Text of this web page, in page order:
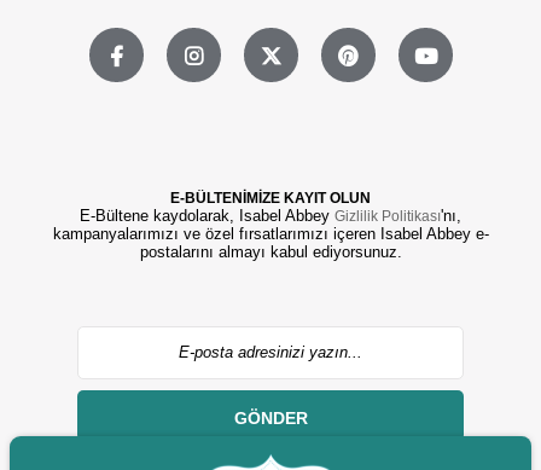
E-BÜLTENİMİZE KAYIT OLUN
E-Bültene kaydolarak, Isabel Abbey Gizlilik Politikası'nı,
kampanyalarımızı ve özel fırsatlarımızı içeren Isabel Abbey e-
postalarını almayı kabul ediyorsunuz.
GÖNDER